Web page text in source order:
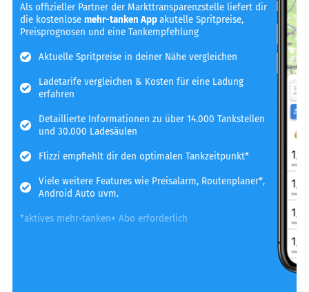
Als offizieller Partner der Markttransparenzstelle liefert dir
die kostenlosemehr-tanken Appakutelle Spritpreise,
Preisprognosen und eine Tankempfehlung
Aktuelle Spritpreise in deiner Nähe vergleichen
Ladetarife vergleichen & Kosten für eine Ladung
erfahren
Detaillierte Informationen zu über 14.000 Tankstellen
und 30.000 Ladesäulen
Flizzi empfiehlt dir den optimalen Tankzeitpunkt*
Viele weitere Features wie Preisalarm, Routenplaner*,
Android Auto uvm.
*aktives mehr-tanken+ Abo erforderlich